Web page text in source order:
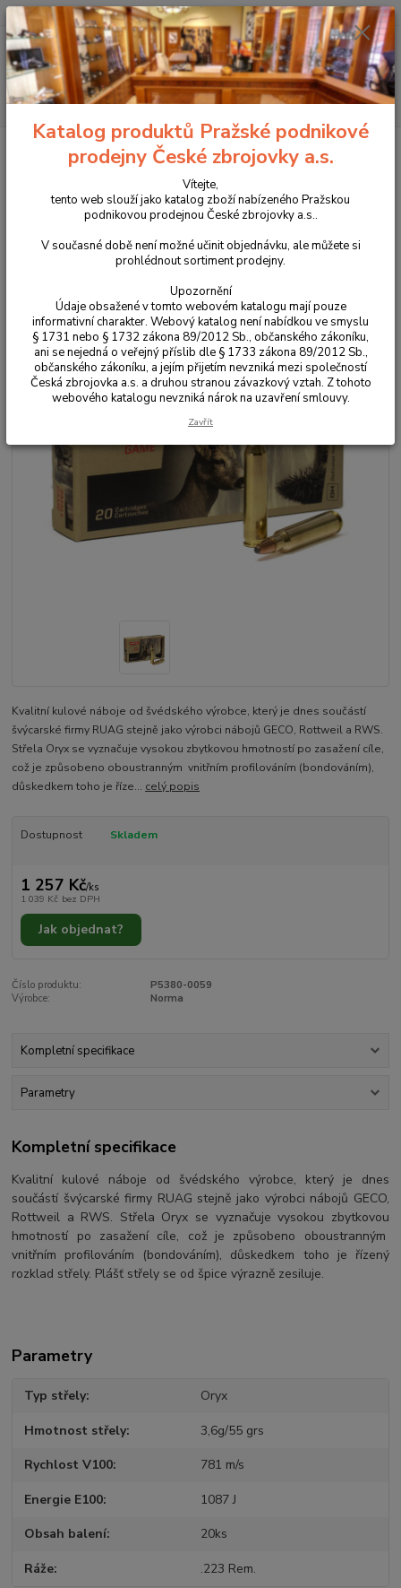
Menu
Hledat
+420 225 375 800
Kulové náboje Náboje Norma .223Rem. Oryx 3,6g
Náboje Norma .223Rem. Oryx
3,6g
Kvalitní kulové náboje od švédského výrobce, který je dnes součástí
švýcarské firmy RUAG stejně jako výrobci nábojů GECO, Rottweil a RWS.
Střela Oryx se vyznačuje vysokou zbytkovou hmotností po zasažení cíle,
což je způsobeno oboustranným vnitřním profilováním (bondováním),
důskedkem toho je říze... celý popis
Dostupnost Skladem
1 257 Kč/ks
1 039 Kč bez DPH
Jak objednat?
Číslo produktu:
P5380-0059
Výrobce:
Norma
Kompletní specifikace
Parametry
Kompletní specifikace
Kvalitní kulové náboje od švédského výrobce, který je dnes
součástí švýcarské firmy RUAG stejně jako výrobci nábojů GECO,
Rottweil a RWS. Střela Oryx se vyznačuje vysokou zbytkovou
hmotností po zasažení cíle, což je způsobeno oboustranným
vnitřním profilováním (bondováním), důskedkem toho je řízený
rozklad střely. Plášť střely se od špice výrazně zesiluje.
Parametry
Typ střely Oryx
Hmotnost střely 3,6g/55 grs
Rychlost V100 781 m/s
Energie E100 1087 J
Obsah balení 20ks
Ráže .223 Rem.
Katalog produktů Pražské podnikové
prodejny České zbrojovky a.s.
Vítejte,
tento web slouží jako katalog zboží nabízeného Pražskou
podnikovou prodejnou České zbrojovky a.s..
V současné době není možné učinit objednávku, ale můžete si
prohlédnout sortiment prodejny.
Upozornění
Údaje obsažené v tomto webovém katalogu mají pouze
informativní charakter. Webový katalog není nabídkou ve smyslu
§ 1731 nebo § 1732 zákona 89/2012 Sb., občanského zákoníku,
ani se nejedná o veřejný příslib dle § 1733 zákona 89/2012 Sb.,
občanského zákoníku, a jejím přijetím nevzniká mezi společností
Česká zbrojovka a.s. a druhou stranou závazkový vztah. Z tohoto
webového katalogu nevzniká nárok na uzavření smlouvy.
Zavřít